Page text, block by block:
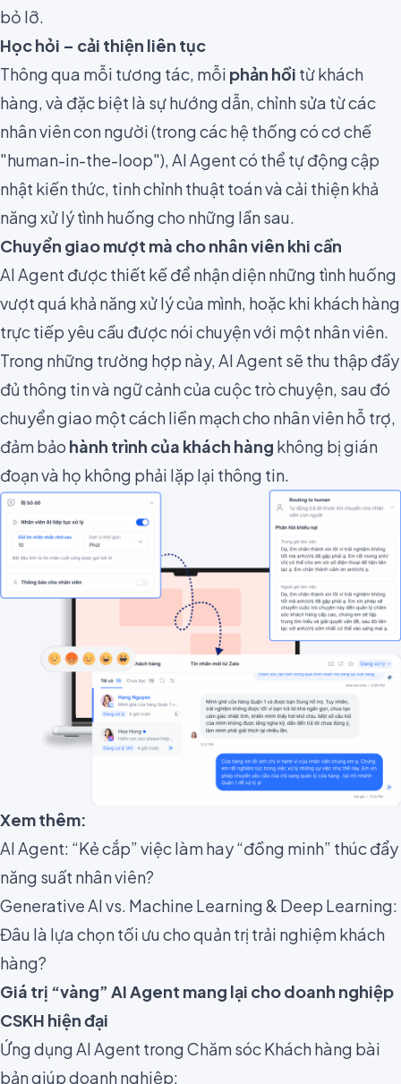
bỏ lỡ.
Học hỏi – cải thiện liên tục
Thông qua mỗi tương tác, mỗi phản hồi từ khách
hàng, và đặc biệt là sự hướng dẫn, chỉnh sửa từ các
nhân viên con người (trong các hệ thống có cơ chế
"human-in-the-loop"), AI Agent có thể tự động cập
nhật kiến thức, tinh chỉnh thuật toán và cải thiện khả
năng xử lý tình huống cho những lần sau.
Chuyển giao mượt mà cho nhân viên khi cần
AI Agent được thiết kế để nhận diện những tình huống
vượt quá khả năng xử lý của mình, hoặc khi khách hàng
trực tiếp yêu cầu được nói chuyện với một nhân viên.
Trong những trường hợp này, AI Agent sẽ thu thập đầy
đủ thông tin và ngữ cảnh của cuộc trò chuyện, sau đó
chuyển giao một cách liền mạch cho nhân viên hỗ trợ,
đảm bảo hành trình của khách hàng không bị gián
đoạn và họ không phải lặp lại thông tin.
Xem thêm:
AI Agent: “Kẻ cắp” việc làm hay “đồng minh” thúc đẩy
năng suất nhân viên?
Generative AI vs. Machine Learning & Deep Learning:
Đâu là lựa chọn tối ưu cho quản trị trải nghiệm khách
hàng?
Giá trị “vàng” AI Agent mang lại cho doanh nghiệp
CSKH hiện đại
Ứng dụng AI Agent trong Chăm sóc Khách hàng bài
bản giúp doanh nghiệp: